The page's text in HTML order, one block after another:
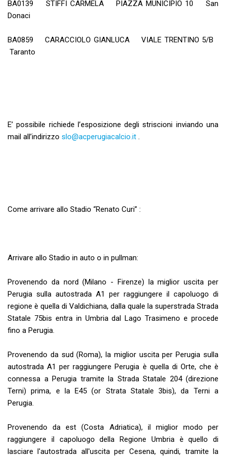
BA0139 STIFFI CARMELA PIAZZA MUNICIPIO 10 San
Donaci
BA0859 CARACCIOLO GIANLUCA VIALE TRENTINO 5/B
Taranto
E’ possibile richiede l’esposizione degli striscioni inviando una
mail all’indirizzo slo@acperugiacalcio.it .
Come arrivare allo Stadio “Renato Curi” :
Arrivare allo Stadio in auto o in pullman:
Provenendo da nord (Milano - Firenze) la miglior uscita per
Perugia sulla autostrada A1 per raggiungere il capoluogo di
regione è quella di Valdichiana, dalla quale la superstrada Strada
Statale 75bis entra in Umbria dal Lago Trasimeno e procede
fino a Perugia.
Provenendo da sud (Roma), la miglior uscita per Perugia sulla
autostrada A1 per raggiungere Perugia è quella di Orte, che è
connessa a Perugia tramite la Strada Statale 204 (direzione
Terni) prima, e la E45 (or Strata Statale 3bis), da Terni a
Perugia.
Provenendo da est (Costa Adriatica), il miglior modo per
raggiungere il capoluogo della Regione Umbria è quello di
lasciare l'autostrada all'uscita per Cesena, quindi, tramite la